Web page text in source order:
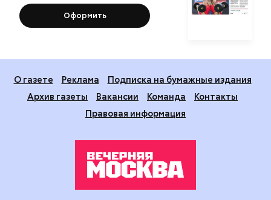
Оформить
О газете Реклама
Подписка на бумажные издания
Архив газеты
Вакансии Команда
Контакты
Правовая информация